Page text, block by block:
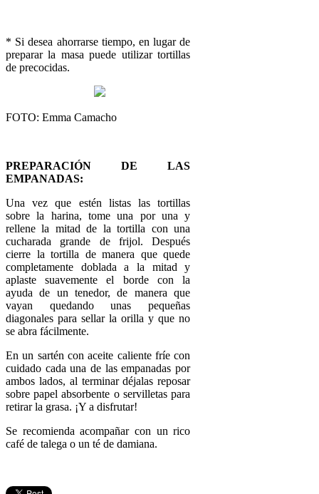
* Si desea ahorrarse tiempo, en lugar de
preparar la masa puede utilizar tortillas
de precocidas.
FOTO: Emma Camacho
PREPARACIÓN DE LAS
EMPANADAS:
Una vez que estén listas las tortillas
sobre la harina, tome una por una y
rellene la mitad de la tortilla con una
cucharada grande de frijol. Después
cierre la tortilla de manera que quede
completamente doblada a la mitad y
aplaste suavemente el borde con la
ayuda de un tenedor, de manera que
vayan quedando unas pequeñas
diagonales para sellar la orilla y que no
se abra fácilmente.
En un sartén con aceite caliente fríe con
cuidado cada una de las empanadas por
ambos lados, al terminar déjalas reposar
sobre papel absorbente o servilletas para
retirar la grasa. ¡Y a disfrutar!
Se recomienda acompañar con un rico
café de talega o un té de damiana.